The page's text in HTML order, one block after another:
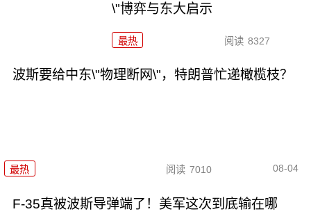
\"博弈与东大启示
最热 阅读 8327
波斯要给中东\"物理断网\"，特朗普忙递橄榄枝？
最热 阅读 7010 08-04
F-35真被波斯导弹端了！美军这次到底输在哪